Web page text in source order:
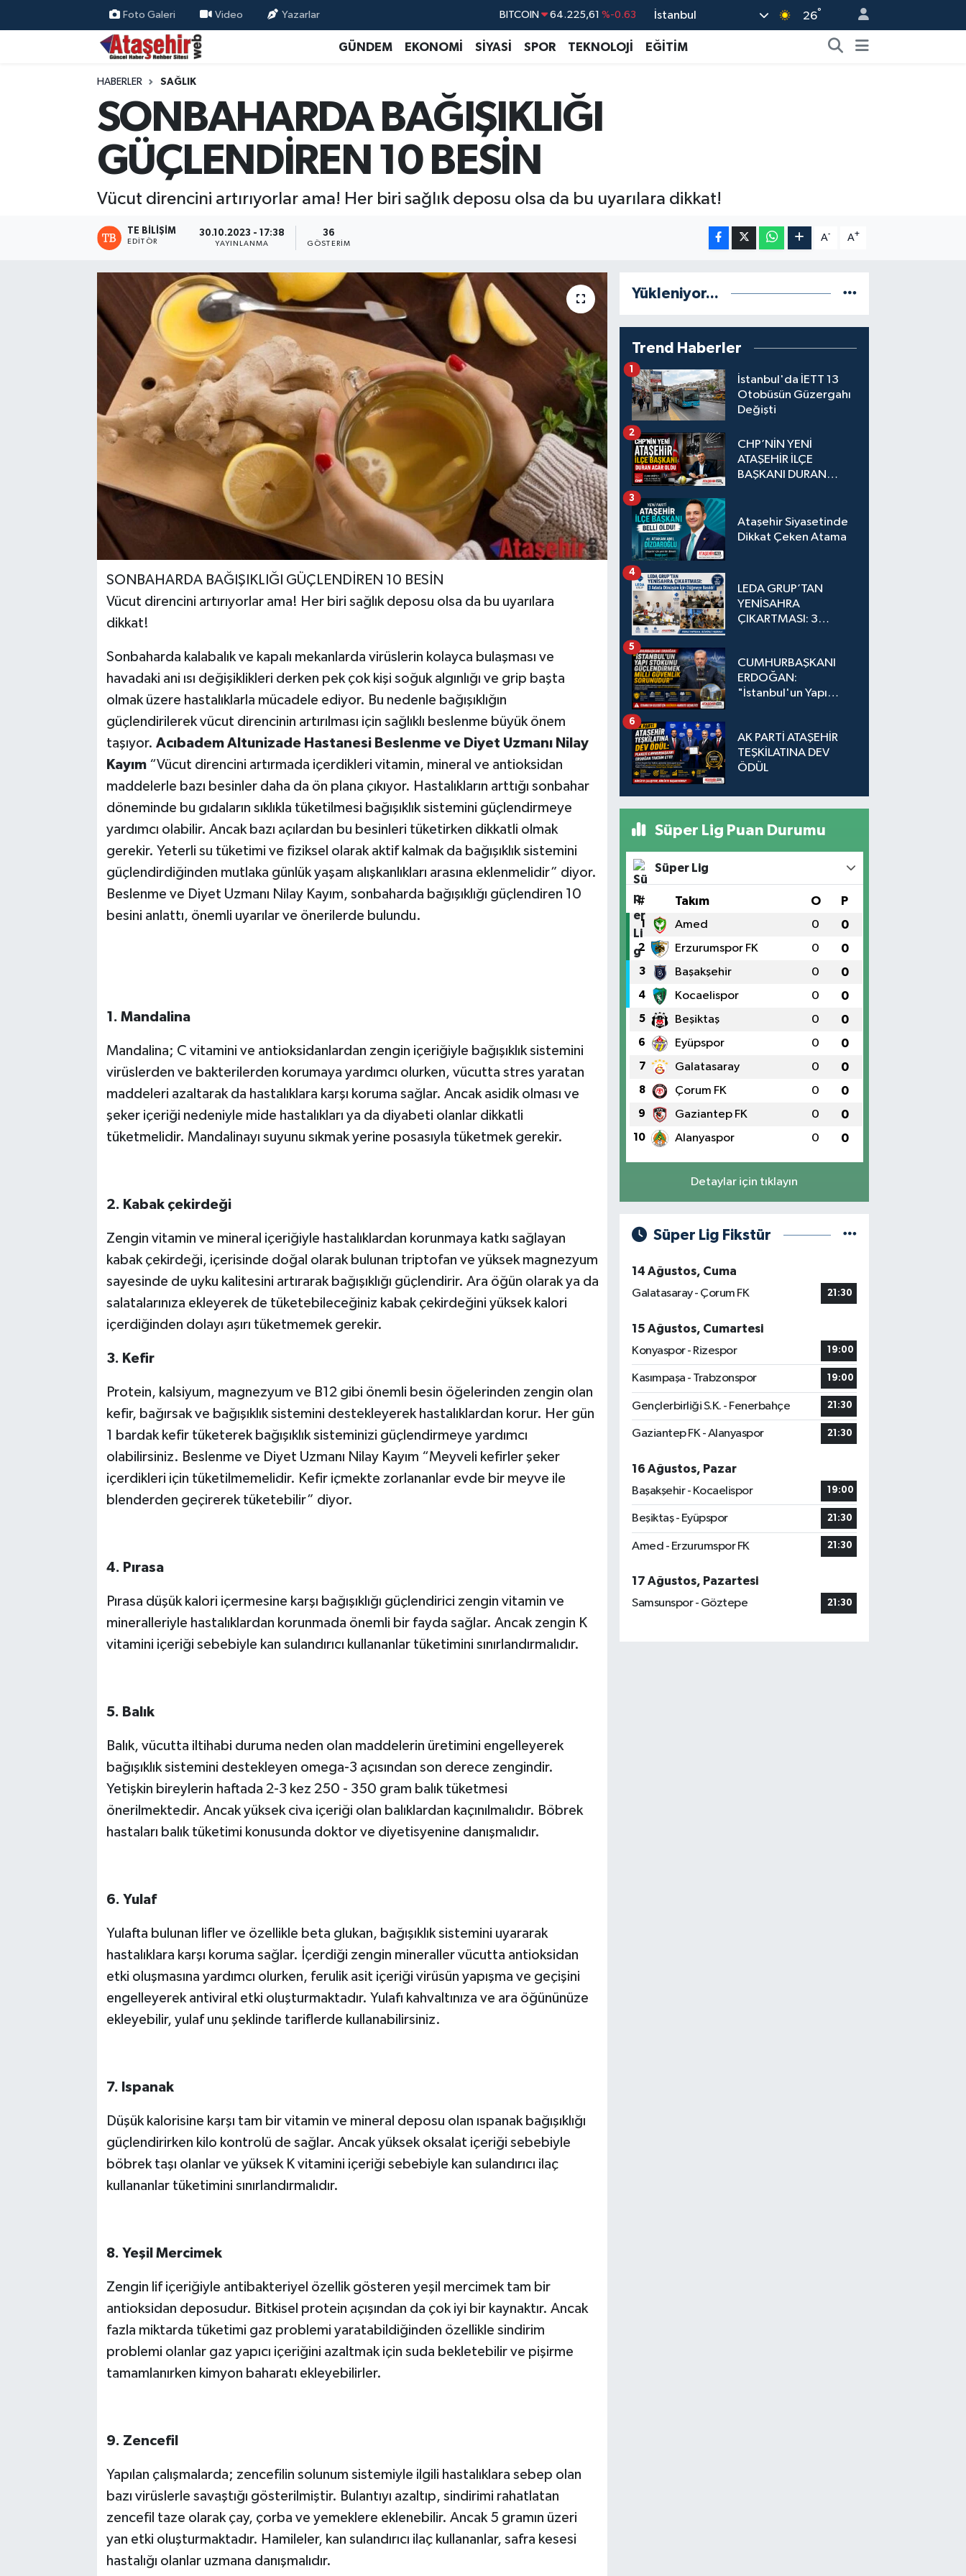
Foto Galeri Video Yazarlar DOLAR 47,7143 %0.16
EURO 55,0317 %-0.02
6574.81
BİST100 13.799
BITCOIN
İstanbul 26°
GÜNDEM EKONOMİ SİYASİ SPOR TEKNOLOJİ EĞİTİM
HABERLER SAĞLIK
SONBAHARDA BAĞIŞIKLIĞI
GÜÇLENDİREN 10 BESİN
Vücut direncini artırıyorlar ama! Her biri sağlık deposu olsa da bu uyarılara dikkat!
TE BILIŞIM
EDITÖR
30.10.2023 - 17:38
YAYINLANMA
36
GÖSTERIM
A- A+
SONBAHARDA BAĞIŞIKLIĞI GÜÇLENDİREN 10 BESİN
Vücut direncini artırıyorlar ama! Her biri sağlık deposu olsa da bu uyarılara
dikkat!
Sonbaharda kalabalık ve kapalı mekanlarda virüslerin kolayca bulaşması ve
havadaki ani ısı değişiklikleri derken pek çok kişi soğuk algınlığı ve grip başta
olmak üzere hastalıklarla mücadele ediyor. Bu nedenle bağışıklığın
güçlendirilerek vücut direncinin artırılması için sağlıklı beslenme büyük önem
taşıyor. Acıbadem Altunizade Hastanesi Beslenme ve Diyet Uzmanı Nilay
Kayım“Vücut direncini artırmada içerdikleri vitamin, mineral ve antioksidan
maddelerle bazı besinler daha da ön plana çıkıyor. Hastalıkların arttığı sonbahar
döneminde bu gıdaların sıklıkla tüketilmesi bağışıklık sistemini güçlendirmeye
yardımcı olabilir. Ancak bazı açılardan bu besinleri tüketirken dikkatli olmak
gerekir. Yeterli su tüketimi ve fiziksel olarak aktif kalmak da bağışıklık sistemini
güçlendirdiğinden mutlaka günlük yaşam alışkanlıkları arasına eklenmelidir” diyor.
Beslenme ve Diyet Uzmanı Nilay Kayım, sonbaharda bağışıklığı güçlendiren 10
besini anlattı, önemli uyarılar ve önerilerde bulundu.
1. Mandalina
Mandalina; C vitamini ve antioksidanlardan zengin içeriğiyle bağışıklık sistemini
virüslerden ve bakterilerden korumaya yardımcı olurken, vücutta stres yaratan
maddeleri azaltarak da hastalıklara karşı koruma sağlar. Ancak asidik olması ve
şeker içeriği nedeniyle mide hastalıkları ya da diyabeti olanlar dikkatli
tüketmelidir. Mandalinayı suyunu sıkmak yerine posasıyla tüketmek gerekir.
2. Kabak çekirdeği
Zengin vitamin ve mineral içeriğiyle hastalıklardan korunmaya katkı sağlayan
kabak çekirdeği, içerisinde doğal olarak bulunan triptofan ve yüksek magnezyum
sayesinde de uyku kalitesini artırarak bağışıklığı güçlendirir. Ara öğün olarak ya da
salatalarınıza ekleyerek de tüketebileceğiniz kabak çekirdeğini yüksek kalori
içerdiğinden dolayı aşırı tüketmemek gerekir.
3. Kefir
Protein, kalsiyum, magnezyum ve B12 gibi önemli besin öğelerinden zengin olan
kefir, bağırsak ve bağışıklık sistemini destekleyerek hastalıklardan korur. Her gün
1 bardak kefir tüketerek bağışıklık sisteminizi güçlendirmeye yardımcı
olabilirsiniz. Beslenme ve Diyet Uzmanı Nilay Kayım “Meyveli kefirler şeker
içerdikleri için tüketilmemelidir. Kefir içmekte zorlananlar evde bir meyve ile
blenderden geçirerek tüketebilir” diyor.
4. Pırasa
Pırasa düşük kalori içermesine karşı bağışıklığı güçlendirici zengin vitamin ve
mineralleriyle hastalıklardan korunmada önemli bir fayda sağlar. Ancak zengin K
vitamini içeriği sebebiyle kan sulandırıcı kullananlar tüketimini sınırlandırmalıdır.
5. Balık
Balık, vücutta iltihabi duruma neden olan maddelerin üretimini engelleyerek
bağışıklık sistemini destekleyen omega-3 açısından son derece zengindir.
Yetişkin bireylerin haftada 2-3 kez 250 - 350 gram balık tüketmesi
önerilmektedir. Ancak yüksek civa içeriği olan balıklardan kaçınılmalıdır. Böbrek
hastaları balık tüketimi konusunda doktor ve diyetisyenine danışmalıdır.
6. Yulaf
Yulafta bulunan lifler ve özellikle beta glukan, bağışıklık sistemini uyararak
hastalıklara karşı koruma sağlar. İçerdiği zengin mineraller vücutta antioksidan
etki oluşmasına yardımcı olurken, ferulik asit içeriği virüsün yapışma ve geçişini
engelleyerek antiviral etki oluşturmaktadır. Yulafı kahvaltınıza ve ara öğününüze
ekleyebilir, yulaf unu şeklinde tariflerde kullanabilirsiniz.
7. Ispanak
Düşük kalorisine karşı tam bir vitamin ve mineral deposu olan ıspanak bağışıklığı
güçlendirirken kilo kontrolü de sağlar. Ancak yüksek oksalat içeriği sebebiyle
böbrek taşı olanlar ve yüksek K vitamini içeriği sebebiyle kan sulandırıcı ilaç
kullananlar tüketimini sınırlandırmalıdır.
8. Yeşil Mercimek
Zengin lif içeriğiyle antibakteriyel özellik gösteren yeşil mercimek tam bir
antioksidan deposudur. Bitkisel protein açışından da çok iyi bir kaynaktır. Ancak
fazla miktarda tüketimi gaz problemi yaratabildiğinden özellikle sindirim
problemi olanlar gaz yapıcı içeriğini azaltmak için suda bekletebilir ve pişirme
tamamlanırken kimyon baharatı ekleyebilirler.
9. Zencefil
Yapılan çalışmalarda; zencefilin solunum sistemiyle ilgili hastalıklara sebep olan
bazı virüslerle savaştığı gösterilmiştir. Bulantıyı azaltıp, sindirimi rahatlatan
zencefil taze olarak çay, çorba ve yemeklere eklenebilir. Ancak 5 gramın üzeri
yan etki oluşturmaktadır. Hamileler, kan sulandırıcı ilaç kullananlar, safra kesesi
hastalığı olanlar uzmana danışmalıdır.
Yükleniyor...
Trend Haberler
İstanbul'da İETT 13
Otobüsün Güzergahı
Değişti
1
CHP’NİN YENİ
ATAŞEHİR İLÇE
BAŞKANI DURAN
2
Ataşehir Siyasetinde
Dikkat Çeken Atama
3
LEDA GRUP’TAN
YENİSAHRA
ÇIKARTMASI: 3
4
CUMHURBAŞKANI
ERDOĞAN:
"İstanbul'un Yapı
Güvenlik Sorunudur"
5
AK PARTİ ATAŞEHİR
TEŞKİLATINA DEV
ÖDÜL
6
Süper Lig Puan Durumu
Süper Lig
# Takım O P
1 Amed 0 0
2 Erzurumspor FK 0 0
3 Başakşehir 0 0
4 Kocaelispor 0 0
5 Beşiktaş 0 0
6 Eyüpspor 0 0
7 Galatasaray 0 0
8 Çorum FK 0 0
9 Gaziantep FK 0 0
10 Alanyaspor 0 0
Detaylar için tıklayın
Süper Lig Fikstür
14 Ağustos, Cuma
Galatasaray - Çorum FK
21:30
15 Ağustos, Cumartesi
Konyaspor - Rizespor
19:00
Kasımpaşa - Trabzonspor 19:00
Gençlerbirliği S.K. - Fenerbahçe 21:30
Gaziantep FK - Alanyaspor 21:30
16 Ağustos, Pazar
Başakşehir - Kocaelispor
19:00
Beşiktaş - Eyüpspor 21:30
Amed - Erzurumspor FK 21:30
17 Ağustos, Pazartesi
Samsunspor - Göztepe
21:30
Hava Durumu
Süper Lig Puan Durumu ve Fikstür
Tüm Manşetler
Son Dakika Haberleri
Haber Arşivi